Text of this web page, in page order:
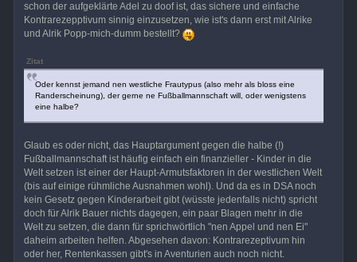
schon der aufgeklärte Adel zu doof ist, das sichere und einfache
Kontrarezepptivum sinnig einzusetzen, wie ist's dann erst mit Alrike
und Alrik Popp-mich-dumm bestellt?
Zitat
Oder kennst jemand nen westliche Frautypus (also mehr als bloss eine
Randerscheinung), der gerne ne Fußballmannschaft will, oder wenigstens
eine halbe?
Glaub es oder nicht, das Hauptargument gegen die halbe (!)
Fußballmannschaft ist häufig einfach ein finanzieller - Kinder in die
Welt setzen ist einer der Haupt-Armutsfaktoren in der westlichen Welt
(bis auf einige rühmliche Ausnahmen wohl). Und da es in DSA noch
kein Gesetz gegen Kinderarbeit gibt (wüsste jedenfalls nicht) spricht
doch für Alrik Bauer nichts dagegen, ein paar Blagen mehr in die
Welt zu setzen, die dann für sprichwörtlich "nen Appel und nen Ei"
daheim arbeiten helfen. Abgesehen davon: Kontrarezeptivum hin
oder her, Rentenkassen gibt's in Aventurien auch noch nicht.